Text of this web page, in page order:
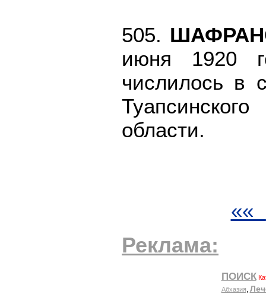
505.
июня 1920
числилось в
области.
««
Реклама: